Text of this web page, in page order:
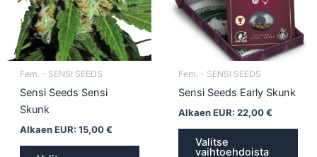
Fem. - SENSI SEEDS
Sensi Seeds Sensi
Skunk
Alkaen EUR: 15,00€
Voit
tehdä
valinnat
tuotteen
Fem. - SENSI SEEDS
Sensi Seeds Early Skunk
Alkaen EUR: 22,00€
Valitse
vaihtoehdoista